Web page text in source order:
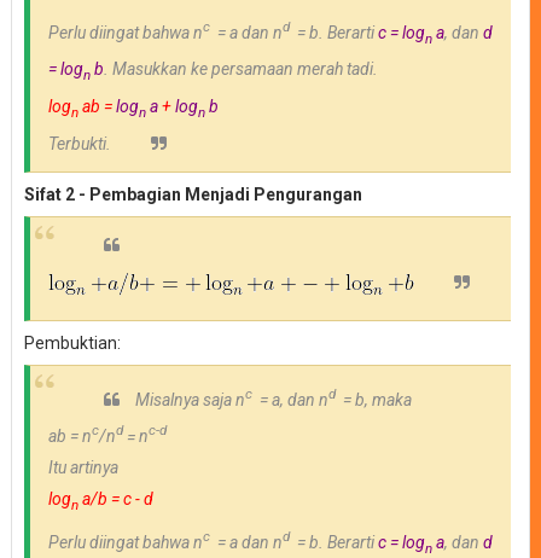
Perlu diingat bahwanc = a dan nd = b. Berartic =logna, dan d
= lognb. Masukkan ke persamaan merah tadi.
lognab =logna+lognb
Terbukti.
Sifat 2 - Pembagian Menjadi Pengurangan
Pembuktian:
Misalnya sajanc = a, dan nd = b, maka
ab = nc/nd=nc-d
Itu artinya
logna/b = c - d
Perlu diingat bahwanc = a dan nd = b. Berartic =logna, dan d